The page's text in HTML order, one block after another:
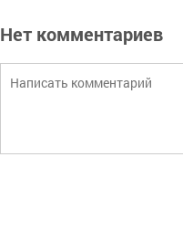
Нет комментариев